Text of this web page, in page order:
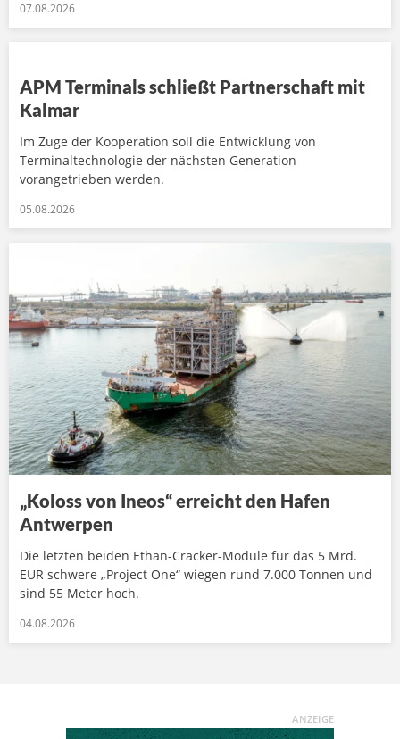
07.08.2026
APM Terminals schließt Partnerschaft mit
Kalmar
Im Zuge der Kooperation soll die Entwicklung von
Terminaltechnologie der nächsten Generation
vorangetrieben werden.
05.08.2026
„Koloss von Ineos“ erreicht den Hafen
Antwerpen
Die letzten beiden Ethan-Cracker-Module für das 5 Mrd.
EUR schwere „Project One“ wiegen rund 7.000 Tonnen und
sind 55 Meter hoch.
04.08.2026
ANZEIGE